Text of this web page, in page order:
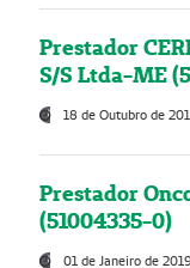
Prestador
S/S Ltda-ME
18 de Outubro de
Prestador
(51004335-0)
01 de Janeiro de